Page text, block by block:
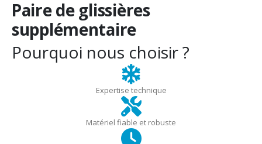
Paire de glissières
supplémentaire
Pourquoi nous choisir ?
Expertise technique
Matériel fiable et robuste